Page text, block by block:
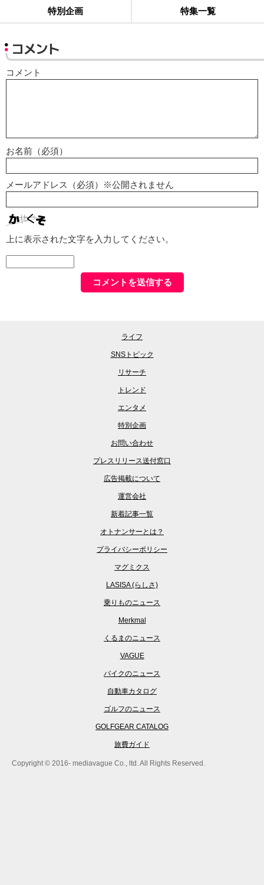
特別企画 特集一覧
コメント
コメント
お名前（必須）
メールアドレス（必須）※公開されません
上に表示された文字を入力してください。
ライフ
SNSトピック
リサーチ
トレンド
エンタメ
特別企画
お問い合わせ
プレスリリース送付窓口
広告掲載について
運営会社
新着記事一覧
オトナンサーとは？
プライバシーポリシー
マグミクス
LASISA (らしさ)
乗りものニュース
Merkmal
くるまのニュース
VAGUE
バイクのニュース
自動車カタログ
ゴルフのニュース
GOLFGEAR CATALOG
旅費ガイド
Copyright © 2016- mediavague Co., ltd. All Rights Reserved.